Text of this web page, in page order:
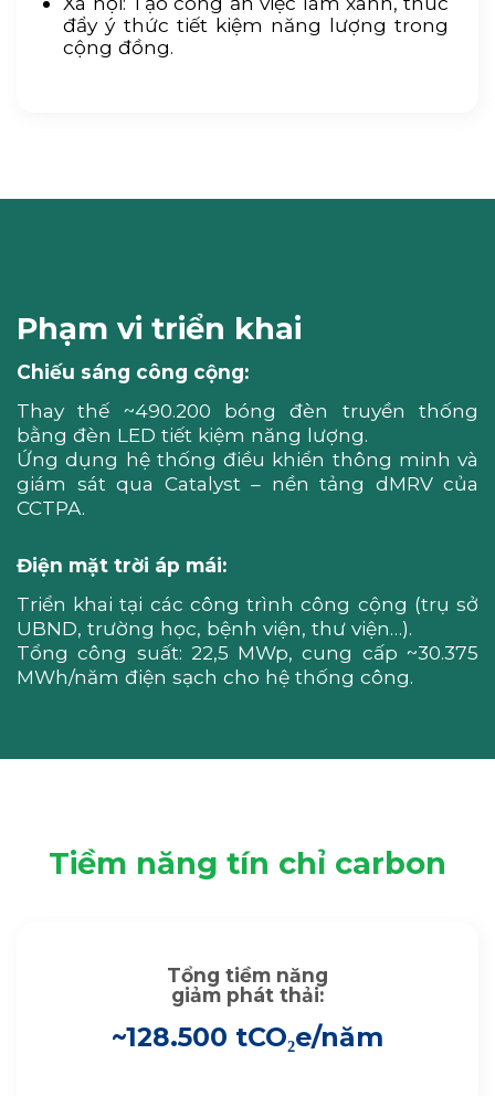
đẩy ý thức tiết kiệm năng lượng trong
cộng đồng.
Phạm vi triển khai
Chiếu sáng công cộng:
Thay thế ~490.200 bóng đèn truyền thống
bằng đèn LED tiết kiệm năng lượng.
Ứng dụng hệ thống điều khiển thông minh và
giám sát qua Catalyst – nền tảng dMRV của
CCTPA.
Điện mặt trời áp mái:
Triển khai tại các công trình công cộng (trụ sở
UBND, trường học, bệnh viện, thư viện…).
Tổng công suất: 22,5 MWp, cung cấp ~30.375
MWh/năm điện sạch cho hệ thống công.
Tiềm năng tín chỉ carbon
Tổng tiềm năng
giảm phát thải:
~128.500 tCO₂e/năm